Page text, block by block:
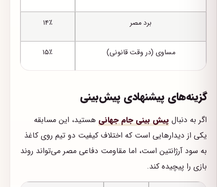
برد مصر ۱۴٪
مساوی (در وقت قانونی) ۱۵٪
گزینه‌های پیشنهادی پیش‌بینی
اگر به دنبال پیش بینی جام جهانی هستید، این مسابقه
یکی از دیدارهایی است که اختلاف کیفیت دو تیم روی کاغذ
به سود آرژانتین است، اما مقاومت دفاعی مصر می‌تواند روند
بازی را پیچیده کند.